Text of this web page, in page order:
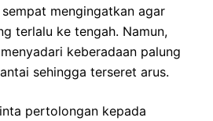
mengingatkan agar
terlalu ke tengah. Namun,
keberadaan palung
sehingga terseret arus.
pertolongan kepada